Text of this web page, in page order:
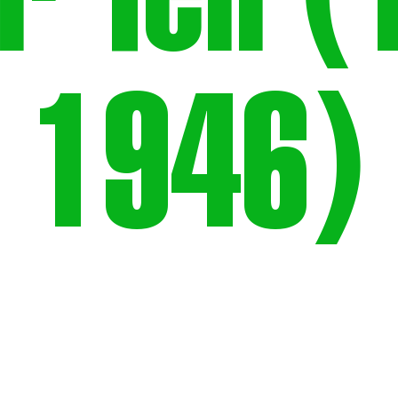
1946)